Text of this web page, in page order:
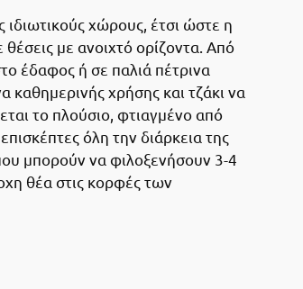
χώρους, έτσι ώστε η
με ανοιχτό ορίζοντα. Από
έδαφος ή σε παλιά πέτρινα
καθημερινής χρήσης και τζάκι να
το πλούσιο, φτιαγμένο από
όλη την διάρκεια της
μπορούν να φιλοξενήσουν 3-4
θέα στις κορφές των